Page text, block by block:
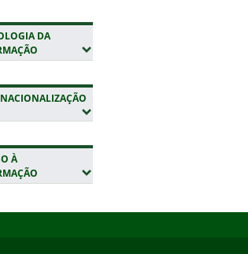
DA
(EXPANDIR SUBMENUS)
À
(EXPANDIR SUBMENUS)